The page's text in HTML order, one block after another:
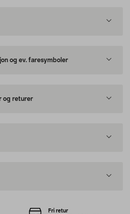
og ev. faresymboler
og returer
Fri retur